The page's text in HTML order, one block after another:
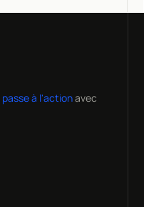
passe à l'actionavec